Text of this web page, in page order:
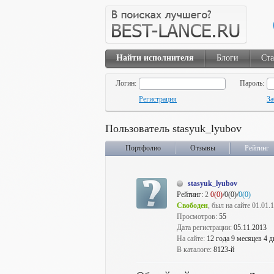
Найти исполнителя Блоги
Логин:
Пароль:
Регистрация
Пользователь stasyuk_lyubov
Портфолио Отзывы Рейтинг
stasyuk_lyubov
Рейтинг: 2 0(0)/0(0)/0(0)
Свободен, был на сайте
Просмотров: 55
Дата регистрации: 05.11.2013
На сайте: 12 года 9 месяцев 4
В каталоге: 8123-й